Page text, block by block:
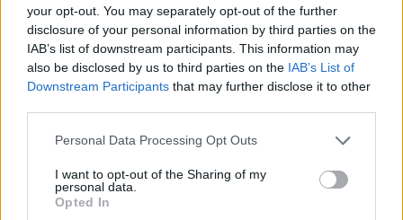
your opt-out. You may separately opt-out of the further
disclosure of your personal information by third parties on the
IAB’s list of downstream participants. This information may
also be disclosed by us to third parties on the IAB’s List of
Downstream Participants that may further disclose it to other
Personal Data Processing Opt Outs
I want to opt-out of the Sharing of my
personal data.
Opted In
Tym razem pewnie też nie będzie odpowiedzi ale łaskawie
proszę zapytać co tu się dzieje !? Dlaczego robią znowu z
ludzi idiotów ?
nie wypadają unikaty z bossów Eventowych
(misiek,kranparus) ? Jeżeli się mylę to poproszę screena z
ps: to co obecnie dzieje się w tej grze wzywa o pomstę do
nieba ! mam nadzieje ,że to ostatnie chwile tej BigPomyłki .